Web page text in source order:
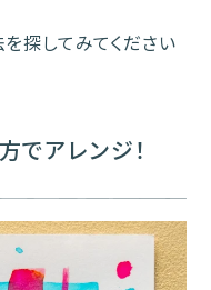
探してみてください
でアレンジ！